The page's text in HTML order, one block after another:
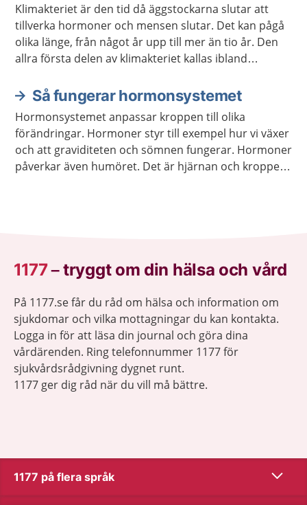
Klimakteriet är den tid då äggstockarna slutar att
tillverka hormoner och mensen slutar. Det kan pågå
olika länge, från något år upp till mer än tio år. Den
allra första delen av klimakteriet kallas ibland
Så fungerar hormonsystemet
Hormonsystemet anpassar kroppen till olika
förändringar. Hormoner styr till exempel hur vi växer
och att graviditeten och sömnen fungerar. Hormoner
påverkar även humöret. Det är hjärnan och kroppen
1177–tryggt om din hälsa och vård
På 1177.se får du råd om hälsa och information om
sjukdomar och vilka mottagningar du kan kontakta.
Logga in för att läsa din journal och göra dina
vårdärenden. Ring telefonnummer 1177 för
sjukvårdsrådgivning dygnet runt.
1177 ger dig råd när du vill må bättre.
1177 på flera språk Visa